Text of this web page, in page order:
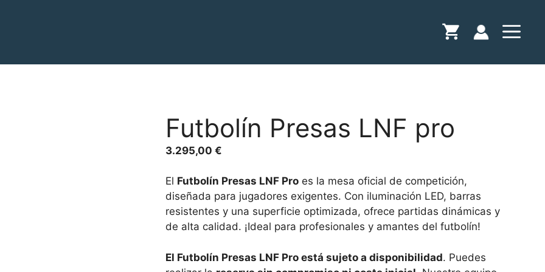
Futbolín Presas LNF pro
3.295,00€
El Futbolín Presas LNF Pro es la mesa oficial de competición,
diseñada para jugadores exigentes. Con iluminación LED, barras
resistentes y una superficie optimizada, ofrece partidas dinámicas y
de alta calidad. ¡Ideal para profesionales y amantes del futbolín!
El Futbolín Presas LNF Pro está sujeto a disponibilidad. Puedes